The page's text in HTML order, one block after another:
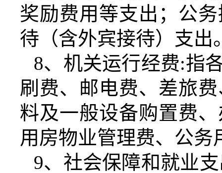
奖励费用等支出；公
待（含外宾接待）支出
8、机关运行经费:指
刷费、邮电费、差旅
料及一般设备购置费
用房物业管理费、公
9、社会保障和就业